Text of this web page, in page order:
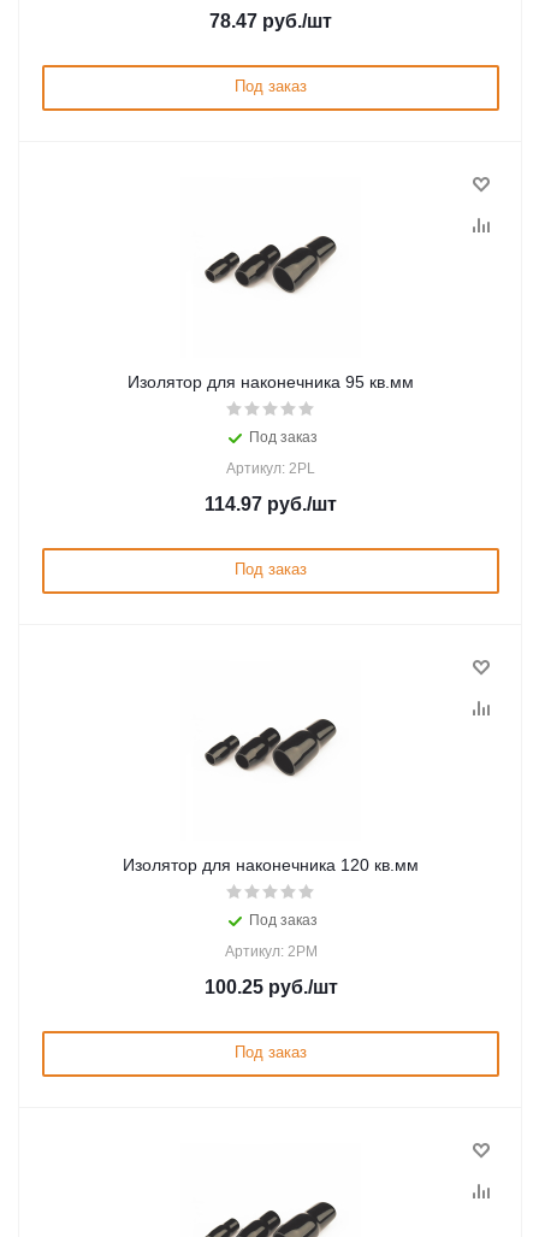
78.47 руб./шт
Под заказ
Изолятор для наконечника 95 кв.мм
Под заказ
Артикул: 2PL
114.97 руб./шт
Под заказ
Изолятор для наконечника 120 кв.мм
Под заказ
Артикул: 2PM
100.25руб./шт
Под заказ